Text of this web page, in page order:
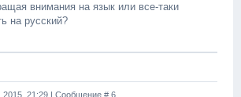
внимания на язык или все-таки
на русский?
21:29 | Сообщение # 6